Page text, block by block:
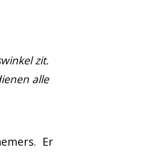
zit.
alle
Er